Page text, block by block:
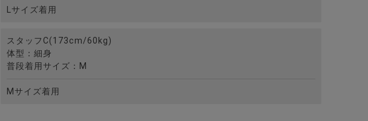
Lサイズ着用
スタッフC(173cm/60kg)
体型：細身
普段着用サイズ：M
Mサイズ着用